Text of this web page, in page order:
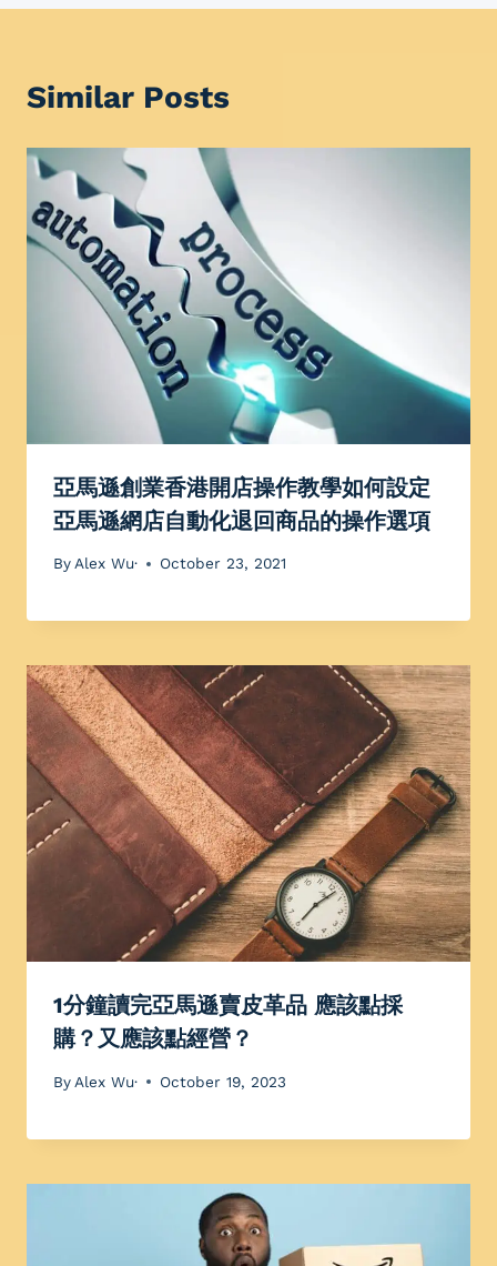
Similar Posts
亞馬遜創業香港開店操作教學如何設定
亞馬遜網店自動化退回商品的操作選項
ByAlex Wu· October 23, 2021
1分鐘讀完亞馬遜賣皮革品 應該點採
購？又應該點經營？
By Alex Wu· October 19, 2023